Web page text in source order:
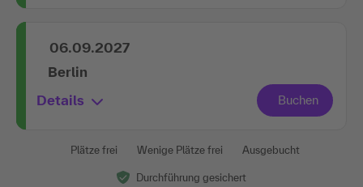
06.09.2027
Berlin
Details
Plätze frei Wenige Plätze frei Ausgebucht
Durchführung gesichert